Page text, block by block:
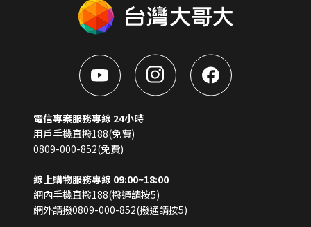
電信專案服務專線 24小時
用戶手機直撥188(免費)
0809-000-852(免費)
線上購物服務專線 09:00~18:00
網內手機直撥188(撥通請按5)
網外請撥0809-000-852(撥通請按5)